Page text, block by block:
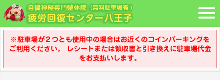
※駐車場が２つとも使用中の場合はお近くのコインパーキングを
ご利用ください。 レシートまたは領収書と引き換えに駐車場代金
をお支払いします。